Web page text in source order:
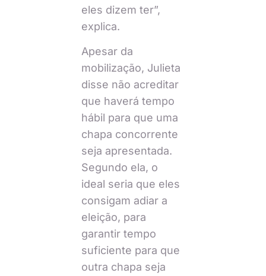
eles dizem ter”,
explica.
Apesar da
mobilização, Julieta
disse não acreditar
que haverá tempo
hábil para que uma
chapa concorrente
seja apresentada.
Segundo ela, o
ideal seria que eles
consigam adiar a
eleição, para
garantir tempo
suficiente para que
outra chapa seja